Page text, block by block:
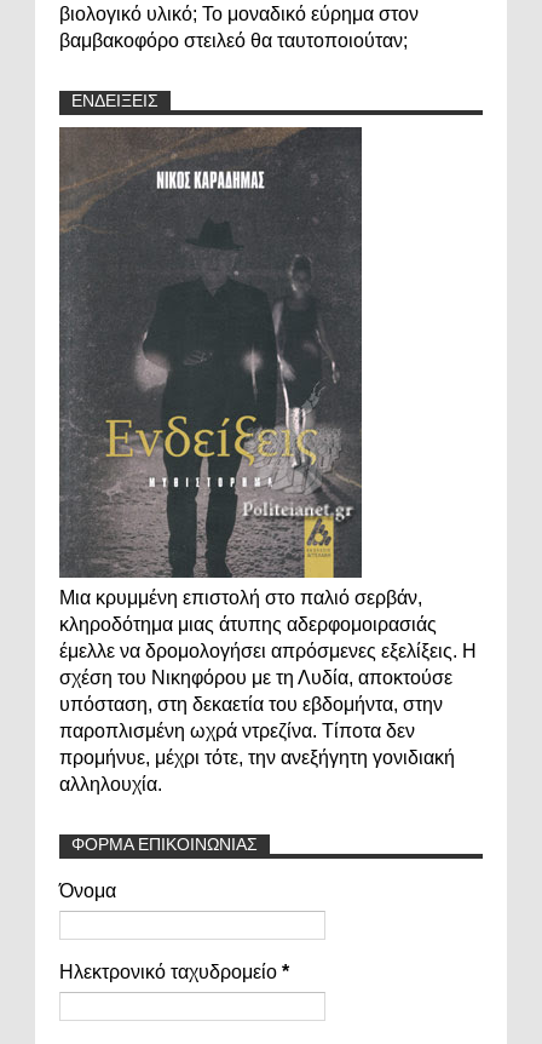
βιολογικό υλικό; Το μοναδικό εύρημα στον
βαμβακοφόρο στειλεό θα ταυτοποιούταν;
ΕΝΔΕΙΞΕΙΣ
Μια κρυμμένη επιστολή στο παλιό σερβάν,
κληροδότημα μιας άτυπης αδερφομοιρασιάς
έμελλε να δρομολογήσει απρόσμενες εξελίξεις. Η
σχέση του Νικηφόρου με τη Λυδία, αποκτούσε
υπόσταση, στη δεκαετία του εβδομήντα, στην
παροπλισμένη ωχρά ντρεζίνα. Τίποτα δεν
προμήνυε, μέχρι τότε, την ανεξήγητη γονιδιακή
αλληλουχία.
ΦΟΡΜΑ ΕΠΙΚΟΙΝΩΝΙΑΣ
Όνομα
Ηλεκτρονικό ταχυδρομείο *